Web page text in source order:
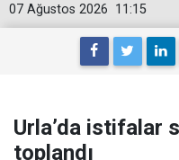
11:15
07 Ağustos 2026
Urla’da istifalar
toplandı